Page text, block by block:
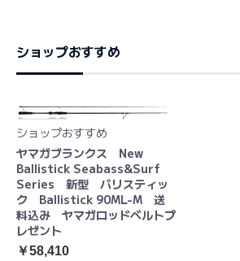
ショップおすすめ
ショップおすすめ
ヤマガブランクス New
Ballistick Seabass&Surf
Series 新型 バリスティッ
ク Ballistick 90ML-M 送
料込み ヤマガロッドベルトプ
レゼント
￥58,410